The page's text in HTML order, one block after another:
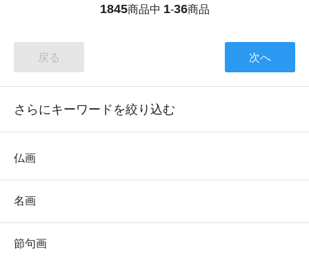
1845商品中 1-36商品
戻る 次へ
さらにキーワードを絞り込む
仏画
名画
節句画